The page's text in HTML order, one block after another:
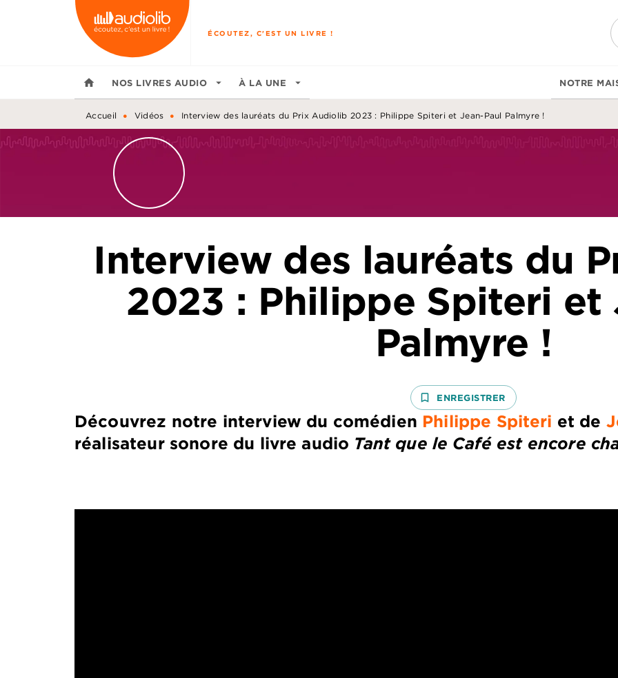
MENU RECHERCHE
ÉCOUTEZ, C'EST UN LIVRE !
home NOS LIVRES AUDIO arrow_drop_down À LA UNE arrow_drop_down NOTRE
Accueil • Vidéos • Interview des lauréats du Prix Audiolib 2023 : Philippe Spiteri et Jean-Paul Palmyre !
Interview des lauréats du
2023 : Philippe Spiteri et
Palmyre !
bookmark_border ENREGISTRER
Découvrez notre interview du comédien Philippe Spiteri et de
réalisateur sonore du livre audio Tant que le Café est encore